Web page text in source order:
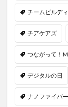
チームビルデ
チアケアズ
つながって！
デジタルの日
ナノファイバ